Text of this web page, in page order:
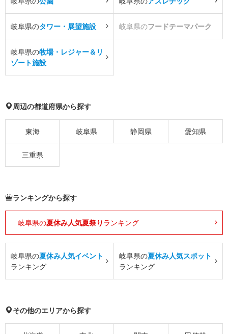
岐阜県のタワー・展望施設 岐阜県のフードテーマパーク
岐阜県の牧場・レジャー＆リ
ゾート施設
周辺の都道府県から探す
東海 岐阜県 静岡県 愛知県
三重県
ランキングから探す
岐阜県の夏休み人気夏祭り ランキング
岐阜県の夏休み人気イベント
ランキング
岐阜県の夏休み人気スポット
ランキング
その他のエリアから探す